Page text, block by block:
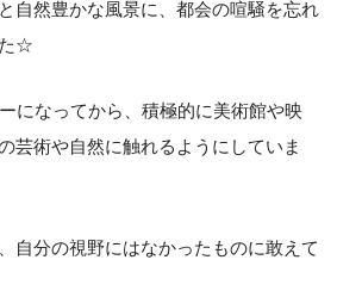
自然豊かな風景に、都会の喧騒を忘れ
☆
になってから、積極的に美術館や映
芸術や自然に触れるようにしていま
自分の視野にはなかったものに敢えて